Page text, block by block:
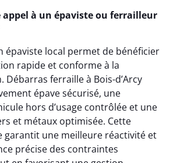
à un épaviste ou ferrailleur
épaviste local permet de bénéficier
rapide et conforme à la
Débarras ferraille à Bois-d’Arcy
épave sécurisé, une
hors d’usage contrôlée et une
et métaux optimisée. Cette
garantit une meilleure réactivité et
précise des contraintes